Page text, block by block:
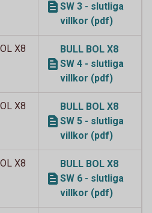
SW 3 - slutliga
villkor (pdf)
X8
BULL BOL X8
SW 4 - slutliga
villkor (pdf)
X8
BULL BOL X8
SW 5 - slutliga
villkor (pdf)
X8
BULL BOL X8
SW 6 - slutliga
villkor (pdf)